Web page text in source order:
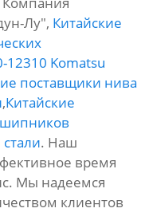
Лу", Китайские
12310 Komatsu
поставщики нива
,Китайские
. Наш
время
Мы надеемся
клиентов